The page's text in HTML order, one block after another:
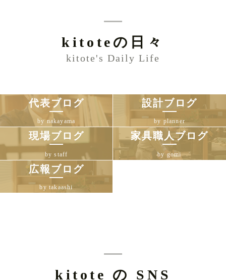
kitoteの日々
kitote's Daily Life
代表ブログ
by nakayama
設計ブログ
by planner
現場ブログ
by staff
家具職人ブログ
by gomi
広報ブログ
by takaashi
kitote の SNS